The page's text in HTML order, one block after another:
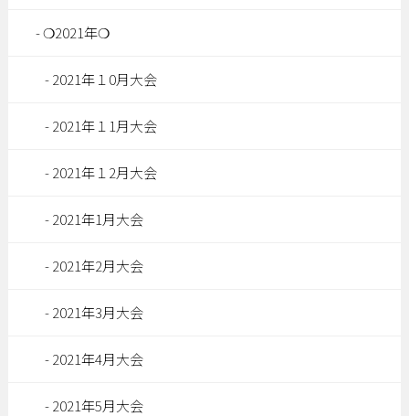
❍2021年❍
2021年１0月大会
2021年１1月大会
2021年１2月大会
2021年1月大会
2021年2月大会
2021年3月大会
2021年4月大会
2021年5月大会